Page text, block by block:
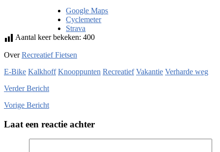
Google Maps
Cyclemeter
Strava
Aantal keer bekeken: 400
OverRecreatief Fietsen
E-Bike Kalkhoff Knooppunten Recreatief Vakantie Verharde weg
VerderBericht
Vorige Bericht
Laat een reactie achter